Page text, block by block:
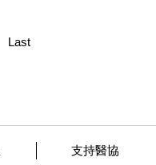
Last
支持醫協